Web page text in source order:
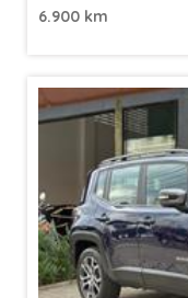
6.900 km